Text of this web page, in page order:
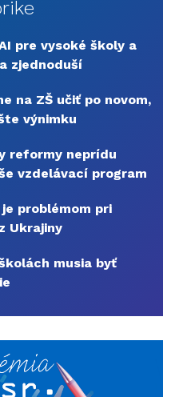
pre vysoké školy a
zjednoduší
na ZŠ učiť po novom,
výnimku
reformy neprídu
vzdelávací program
problémom pri
Ukrajiny
musia byť